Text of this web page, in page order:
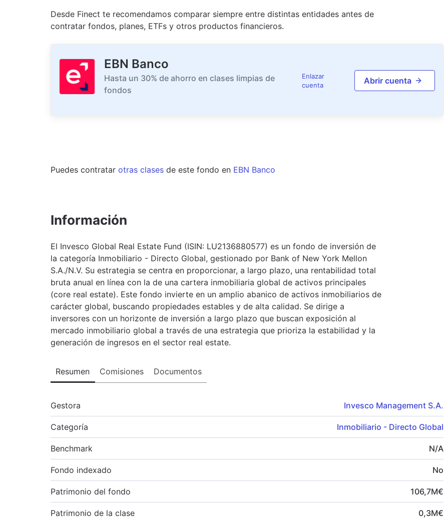
Desde Finect te recomendamos comparar siempre entre distintas entidades antes de
contratar fondos, planes, ETFs y otros productos financieros.
EBN Banco
Hasta un 30% de ahorro en clases limpias de
fondos
Enlazar
cuenta
Abrir cuenta
Puedes contratar otras clases de este fondo en EBN Banco
Información
El Invesco Global Real Estate Fund (ISIN: LU2136880577) es un fondo de inversión de
la categoría Inmobiliario - Directo Global, gestionado por Bank of New York Mellon
S.A./N.V. Su estrategia se centra en proporcionar, a largo plazo, una rentabilidad total
bruta anual en línea con la de una cartera inmobiliaria global de activos principales
(core real estate). Este fondo invierte en un amplio abanico de activos inmobiliarios de
carácter global, buscando propiedades estables y de alta calidad. Se dirige a
inversores con un horizonte de inversión a largo plazo que buscan exposición al
mercado inmobiliario global a través de una estrategia que prioriza la estabilidad y la
generación de ingresos en el sector real estate.
Resumen Comisiones Documentos
Gestora Invesco Management S.A.
Categoría Inmobiliario - Directo Global
Benchmark N/A
Fondo indexado No
Patrimonio del fondo 106,7M€
Patrimonio de la clase 0,3M€